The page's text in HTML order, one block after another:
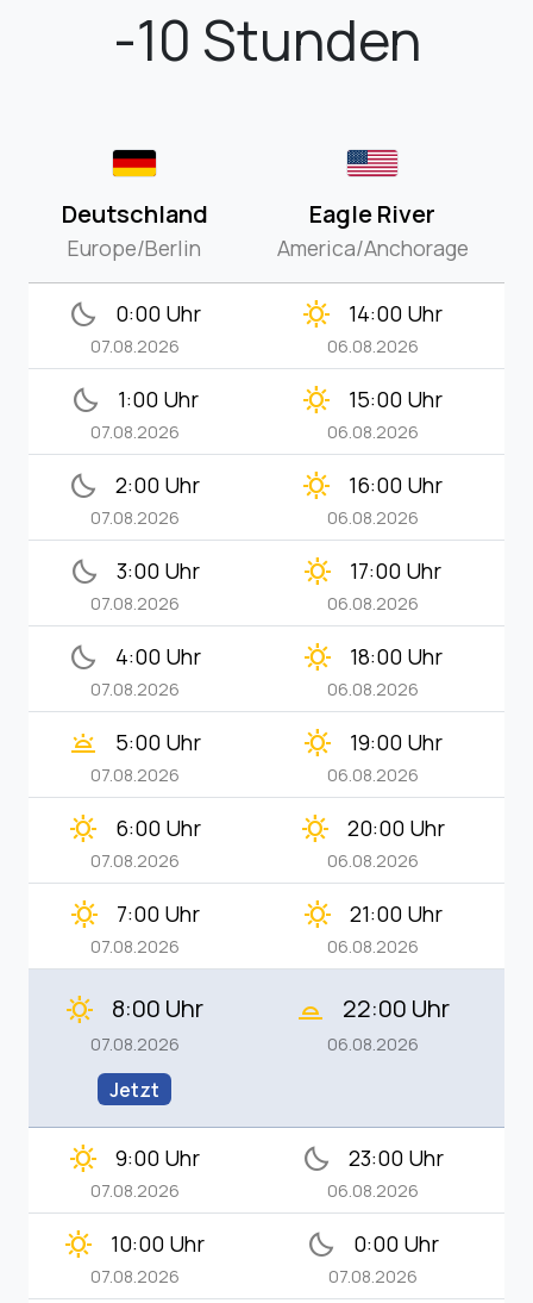
-10 Stunden
Deutschland
Europe/Berlin
Eagle River
America/Anchorage
bedtime 0:00 Uhr
07.08.2026
clear_day 14:00 Uhr
06.08.2026
bedtime 1:00 Uhr
07.08.2026
clear_day 15:00 Uhr
06.08.2026
bedtime 2:00 Uhr
07.08.2026
clear_day 16:00 Uhr
06.08.2026
bedtime 3:00 Uhr
07.08.2026
clear_day 17:00 Uhr
06.08.2026
bedtime 4:00 Uhr
07.08.2026
clear_day 18:00 Uhr
06.08.2026
wb_twilight 5:00 Uhr
07.08.2026
clear_day 19:00 Uhr
06.08.2026
clear_day 6:00 Uhr
07.08.2026
clear_day 20:00 Uhr
06.08.2026
clear_day 7:00 Uhr
07.08.2026
clear_day 21:00 Uhr
06.08.2026
clear_day 8:00 Uhr
07.08.2026
Jetzt
wb_twilight_2 22:00 Uhr
06.08.2026
clear_day 9:00 Uhr
07.08.2026
bedtime 23:00 Uhr
06.08.2026
clear_day 10:00 Uhr
07.08.2026
bedtime 0:00 Uhr
07.08.2026